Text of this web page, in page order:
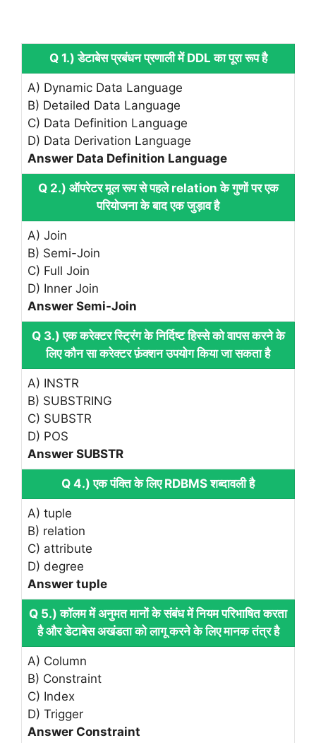
Q 1.) डेटाबेस प्रबंधन प्रणाली में DDL का पूरा रूप है
A) Dynamic Data Language
B) Detailed Data Language
C) Data Definition Language
D) Data Derivation Language
Answer Data Definition Language
Q 2.) ऑपरेटर मूल रूप से पहले relation के गुणों पर एक
परियोजना के बाद एक जुड़ाव है
A) Join
B) Semi-Join
C) Full Join
D) Inner Join
Answer Semi-Join
Q 3.) एक करेक्टर स्ट्रिंग के निर्दिष्ट हिस्से को वापस करने के
लिए कौन सा करेक्टर फ़ंक्शन उपयोग किया जा सकता है
A) INSTR
B) SUBSTRING
C) SUBSTR
D) POS
Answer SUBSTR
Q 4.) एक पंक्ति के लिए RDBMS शब्दावली है
A) tuple
B) relation
C) attribute
D) degree
Answer tuple
Q 5.) कॉलम में अनुमत मानों के संबंध में नियम परिभाषित करता
है और डेटाबेस अखंडता को लागू करने के लिए मानक तंत्र है
A) Column
B) Constraint
C) Index
D) Trigger
Answer Constraint